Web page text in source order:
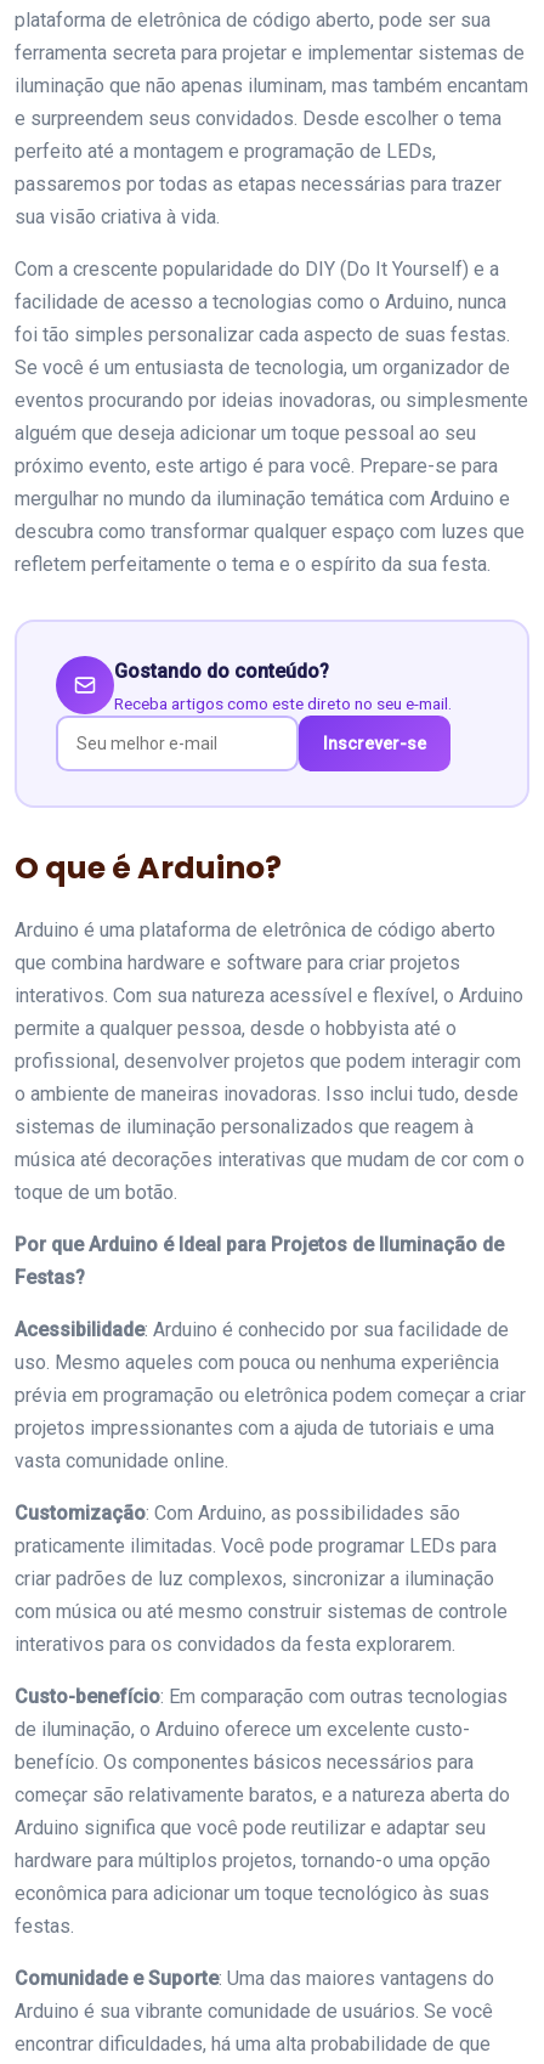
plataforma de eletrônica de código aberto, pode ser sua
ferramenta secreta para projetar e implementar sistemas de
iluminação que não apenas iluminam, mas também encantam
e surpreendem seus convidados. Desde escolher o tema
perfeito até a montagem e programação de LEDs,
passaremos por todas as etapas necessárias para trazer
sua visão criativa à vida.
Com a crescente popularidade do DIY (Do It Yourself) e a
facilidade de acesso a tecnologias como o Arduino, nunca
foi tão simples personalizar cada aspecto de suas festas.
Se você é um entusiasta de tecnologia, um organizador de
eventos procurando por ideias inovadoras, ou simplesmente
alguém que deseja adicionar um toque pessoal ao seu
próximo evento, este artigo é para você. Prepare-se para
mergulhar no mundo da iluminação temática com Arduino e
descubra como transformar qualquer espaço com luzes que
refletem perfeitamente o tema e o espírito da sua festa.
Gostando do conteúdo?
Receba artigos como este direto no seu e-mail.
Inscrever-se
O que é Arduino?
Arduino é uma plataforma de eletrônica de código aberto
que combina hardware e software para criar projetos
interativos. Com sua natureza acessível e flexível, o Arduino
permite a qualquer pessoa, desde o hobbyista até o
profissional, desenvolver projetos que podem interagir com
o ambiente de maneiras inovadoras. Isso inclui tudo, desde
sistemas de iluminação personalizados que reagem à
música até decorações interativas que mudam de cor com o
toque de um botão.
Por que Arduino é Ideal para Projetos de Iluminação de
Festas?
Acessibilidade: Arduino é conhecido por sua facilidade de
uso. Mesmo aqueles com pouca ou nenhuma experiência
prévia em programação ou eletrônica podem começar a criar
projetos impressionantes com a ajuda de tutoriais e uma
vasta comunidade online.
Customização: Com Arduino, as possibilidades são
praticamente ilimitadas. Você pode programar LEDs para
criar padrões de luz complexos, sincronizar a iluminação
com música ou até mesmo construir sistemas de controle
interativos para os convidados da festa explorarem.
Custo-benefício: Em comparação com outras tecnologias
de iluminação, o Arduino oferece um excelente custo-
benefício. Os componentes básicos necessários para
começar são relativamente baratos, e a natureza aberta do
Arduino significa que você pode reutilizar e adaptar seu
hardware para múltiplos projetos, tornando-o uma opção
econômica para adicionar um toque tecnológico às suas
festas.
Comunidade e Suporte: Uma das maiores vantagens do
Arduino é sua vibrante comunidade de usuários. Se você
encontrar dificuldades, há uma alta probabilidade de que